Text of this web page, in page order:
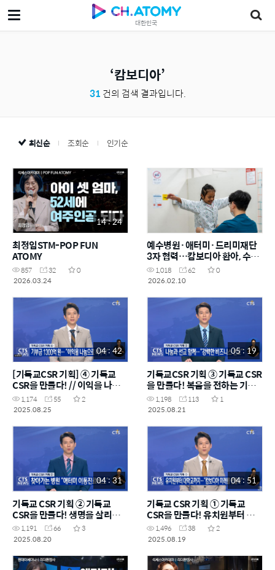
대한민국
캄보디아
31 건의 검색 결과입니다.
최신순 조회순 인기순
14 : 24
최정임STM-POP FUN
ATOMY
857 32
0
2026.03.24
예수병원·애터미·드리미재단
3자 협력…캄보디아 환아, 수술
·재활로 웃음 되찾아
1,018 62
0
2026.02.10
04 : 42
[기독교CSR 기획] ④ 기독교
CSR을 만들다! // 이익을 나눔으
로 바꾸는 기업, 애터미 (정희진)
ㅣCTS뉴스
1,174 55
2
2025.08.25
05 : 19
기독교CSR 기획 ③ 기독교 CSR
을 만들다! 복음을 전하는 기업,
애터미 (정희진)ㅣCTS뉴스
1,198 113
1
2025.08.21
04 : 31
기독교 CSR 기획 ② 기독교
CSR을 만들다! 생명을 살리고
고치는 기업, 애터미 (정희진)ㅣ
CTS뉴스
1,191 66
3
2025.08.20
04 : 51
기독교 CSR 기획 ① 기독교
CSR을 만들다! 유치원부터 대학
교까지…“캄보디아 미래를 만
들다” (정희진)ㅣCTS뉴스
1,496 38
2
2025.08.19